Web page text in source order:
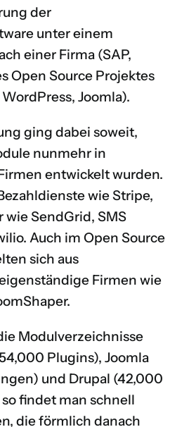
der
unter einem
einer Firma (SAP,
Open Source Projektes
Joomla).
ging dabei soweit,
nunmehr in
entwickelt wurden.
wie Stripe,
wie SendGrid, SMS
. Auch im Open Source
sich aus
Firmen wie
.
Modulverzeichnisse
Plugins), Joomla
und Drupal (42,000
findet man schnell
die förmlich danach